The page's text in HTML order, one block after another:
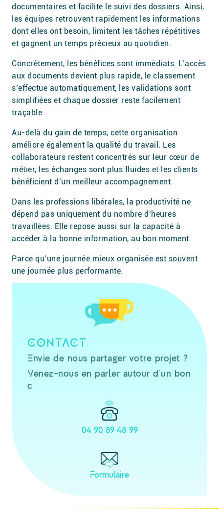
documentaires et facilite le suivi des dossiers. Ainsi,
les équipes retrouvent rapidement les informations
dont elles ont besoin, limitent les tâches répétitives
et gagnent un temps précieux au quotidien.
Concrètement, les bénéfices sont immédiats. L’accès
aux documents devient plus rapide, le classement
s’effectue automatiquement, les validations sont
simplifiées et chaque dossier reste facilement
traçable.
Au-delà du gain de temps, cette organisation
améliore également la qualité du travail. Les
collaborateurs restent concentrés sur leur cœur de
métier, les échanges sont plus fluides et les clients
bénéficient d’un meilleur accompagnement.
Dans les professions libérales, la productivité ne
dépend pas uniquement du nombre d’heures
travaillées. Elle repose aussi sur la capacité à
accéder à la bonne information, au bon moment.
Parce qu’une journée mieux organisée est souvent
une journée plus performante.
CONTACT
Envie de nous partager votre projet ?
Venez-nous en parler autour d’un bon
c
04 90 89 48 99
Formulaire